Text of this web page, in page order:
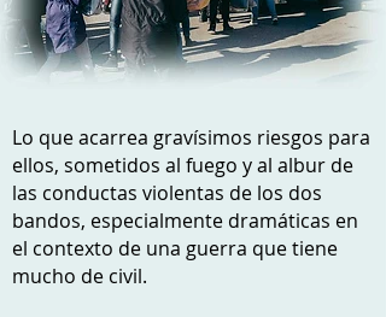
Lo que acarrea gravísimos riesgos para
ellos, sometidos al fuego y al albur de
las conductas violentas de los dos
bandos, especialmente dramáticas en
el contexto de una guerra que tiene
mucho de civil.